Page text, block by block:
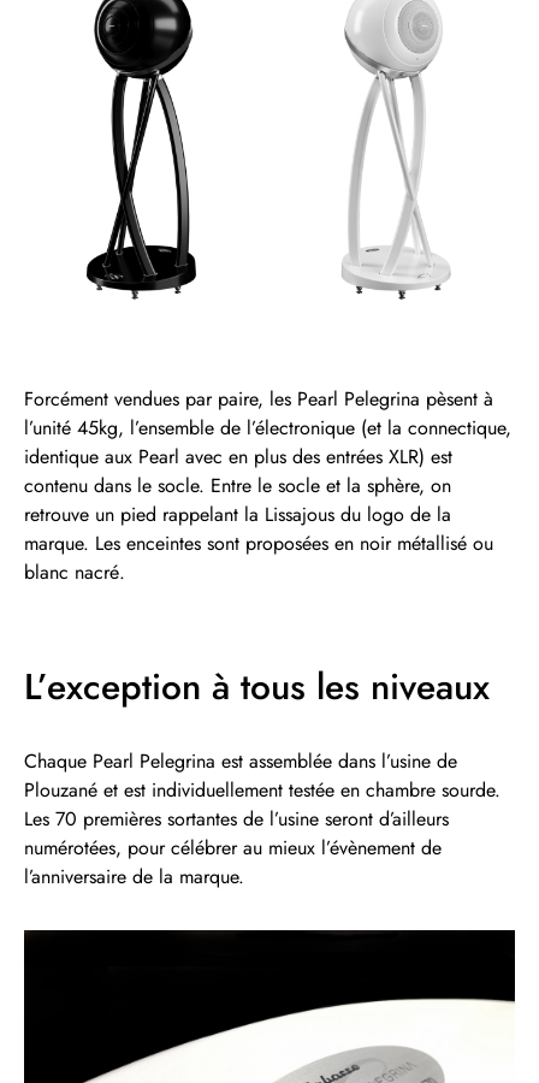
Forcément vendues par paire, les Pearl Pelegrina pèsent à
l’unité 45kg, l’ensemble de l’électronique (et la connectique,
identique aux Pearl avec en plus des entrées XLR) est
contenu dans le socle. Entre le socle et la sphère, on
retrouve un pied rappelant la Lissajous du logo de la
marque. Les enceintes sont proposées en noir métallisé ou
blanc nacré.
L’exception à tous les niveaux
Chaque Pearl Pelegrina est assemblée dans l’usine de
Plouzané et est individuellement testée en chambre sourde.
Les 70 premières sortantes de l’usine seront d’ailleurs
numérotées, pour célébrer au mieux l’évènement de
l’anniversaire de la marque.